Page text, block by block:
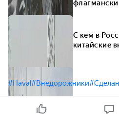
С кем в
китайские
#Haval#Внедорожники